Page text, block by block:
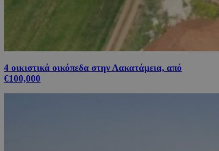
4 οικιστικά οικόπεδα στην Λακατάμεια, από
€100,000